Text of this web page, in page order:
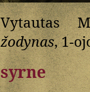
Vytautas
žodynas, 1-
syrne